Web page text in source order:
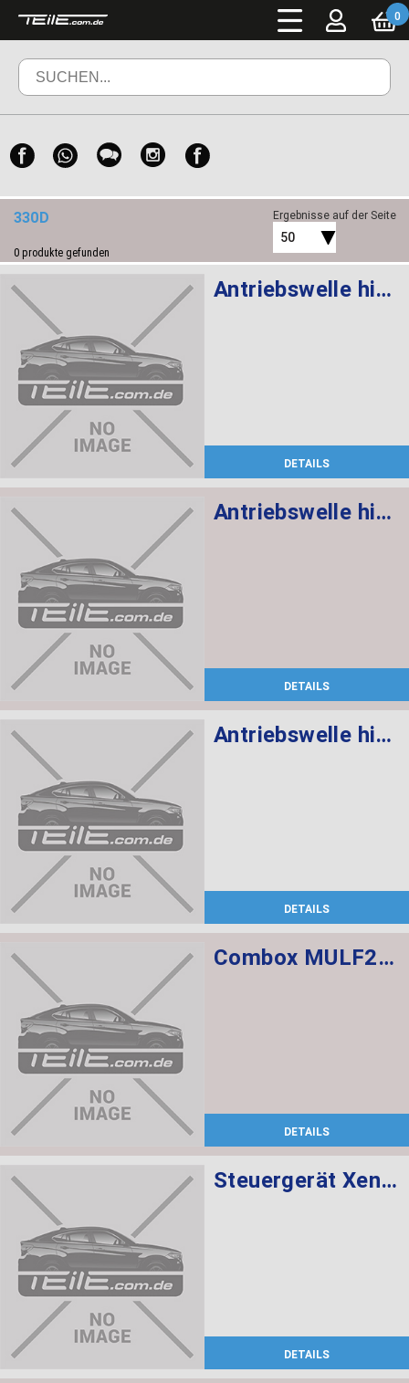
0
330D
0 produkte gefunden
Ergebnisse auf der Seite
50
Antriebswelle hinten rechts
DETAILS
Antriebswelle hinten rechts
DETAILS
Antriebswelle hinten links
DETAILS
Combox MULF2 High Basis SVS
DETAILS
Steuergerät Xenon-Licht
DETAILS